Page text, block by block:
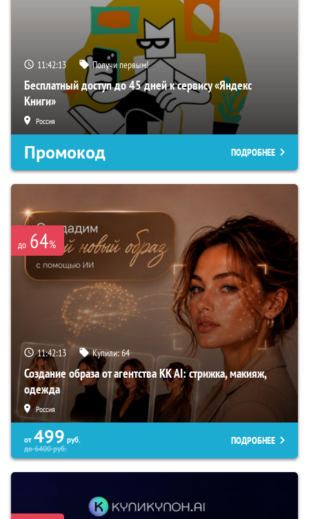
11:42:12 Получи первым!
Бесплатный доступ до 45 дней к сервису «Яндекс
Книги»
Россия
Промокод ПОДРОБНЕЕ
до 64%
11:42:12 Купили:64
Создание образа от агентства KK AI: стрижка, макияж,
одежда
Россия
от 499 руб.
до6400руб.
ПОДРОБНЕЕ